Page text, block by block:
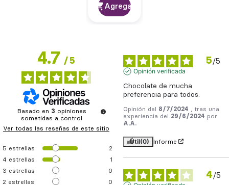
Agregar
4.7/5
Basado en 3 opiniones
sometidas a control
Ver todas las reseñas de este sitio
5 estrellas
2
4 estrellas
1
3 estrellas
0
2 estrellas
0
5/5
Opinión verificada
Chocolate de mucha
preferencia para todos.
Opinión del 8/7/2024
, tras una
experiencia del 29/6/2024 por
A.A.
Útil(0) Informe
4/5